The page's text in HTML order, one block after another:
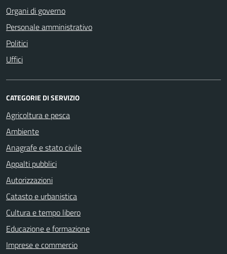
Organi di governo
Personale amministrativo
Politici
Uffici
CATEGORIE DI SERVIZIO
Agricoltura e pesca
Ambiente
Anagrafe e stato civile
Appalti pubblici
Autorizzazioni
Catasto e urbanistica
Cultura e tempo libero
Educazione e formazione
Imprese e commercio